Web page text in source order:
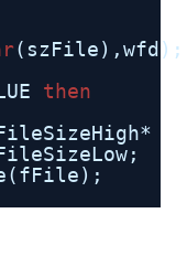
(szFile),wfd);
then